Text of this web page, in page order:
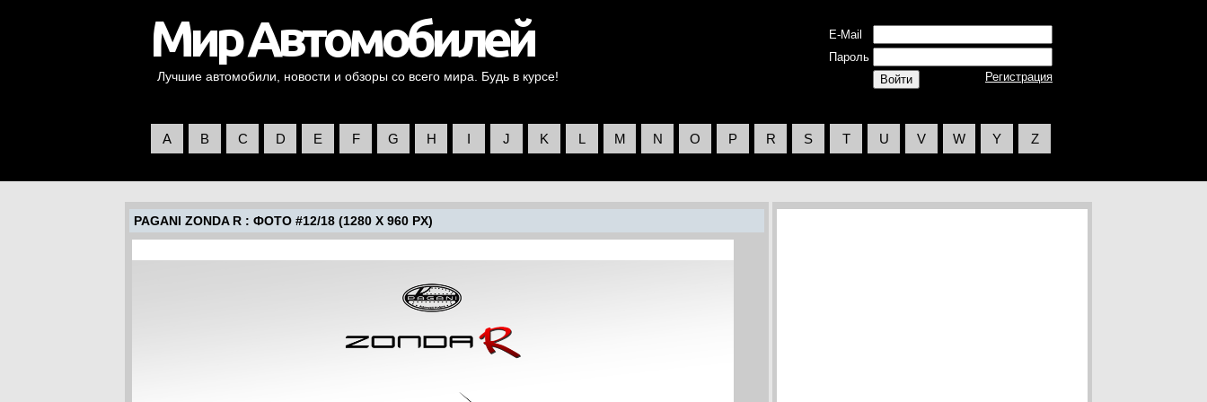
Лучшие автомобили, новости и обзоры со всего мира. Будь в курсе!
E-Mail
Пароль
Регистрация
A B C D E F G H I J K L M N O P R S T U V W Y Z
PAGANI ZONDA R: ФОТО #12/18 (1280 X 960 PX)